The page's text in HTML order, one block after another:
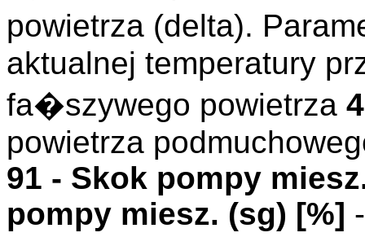
powietrza (delta).
aktualnej temperatury
fa�szywego powietrza
powietrza
91 - Skok pompy
pompy miesz. (sg) [%]